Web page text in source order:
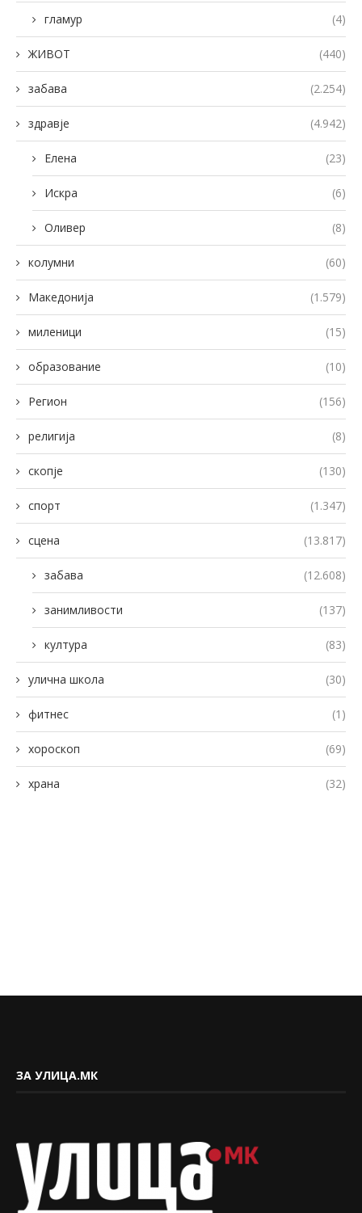
гламур (4)
ЖИВОТ (440)
забава (2.254)
здравје (4.942)
Елена (23)
Искра (6)
Оливер (8)
колумни (60)
Македонија (1.579)
миленици (15)
образование (10)
Регион (156)
религија (8)
скопје (130)
спорт (1.347)
сцена (13.817)
забава (12.608)
занимливости (137)
култура (83)
улична школа (30)
фитнес (1)
хороскоп (69)
храна (32)
ЗА УЛИЦА.МК